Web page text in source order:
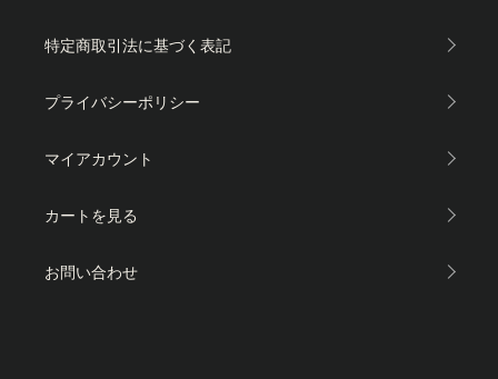
特定商取引法に基づく表記
プライバシーポリシー
マイアカウント
カートを見る
お問い合わせ